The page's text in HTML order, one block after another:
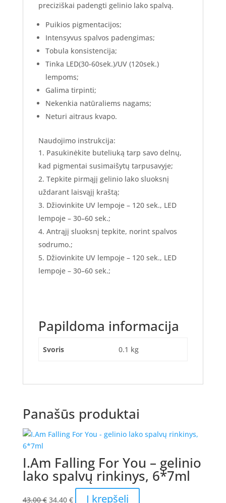
preciziškai padengti gelinio lako spalvą.
Puikios pigmentacijos;
Intensyvus spalvos padengimas;
Tobula konsistencija;
Tinka LED(30-60sek.)/UV (120sek.)
lempoms;
Galima tirpinti;
Nekenkia natūraliems nagams;
Neturi aitraus kvapo.
Naudojimo instrukcija:
Pasukinėkite buteliuką tarp savo delnų,
kad pigmentai susimaišytų tarpusavyje;
Tepkite pirmąjį gelinio lako sluoksnį
uždarant laisvąjį kraštą;
Džiovinkite UV lempoje – 120 sek., LED
lempoje – 30–60 sek.;
Antrąjį sluoksnį tepkite, norint spalvos
sodrumo.;
Džiovinkite UV lempoje – 120 sek., LED
lempoje – 30–60 sek.;
Papildoma informacija
Svoris 0.1 kg
Panašūs produktai
I.Am Falling For You – gelinio
lako spalvų rinkinys, 6*7ml
43.00€ Original
34.40 €CurrentĮ krepšelį